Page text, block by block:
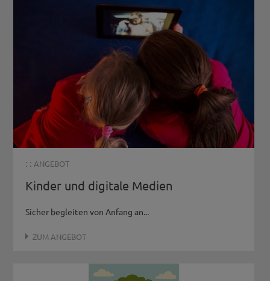
: : ANGEBOT
Kinder und digitale Medien
Sicher begleiten von Anfang an...
ZUM ANGEBOT